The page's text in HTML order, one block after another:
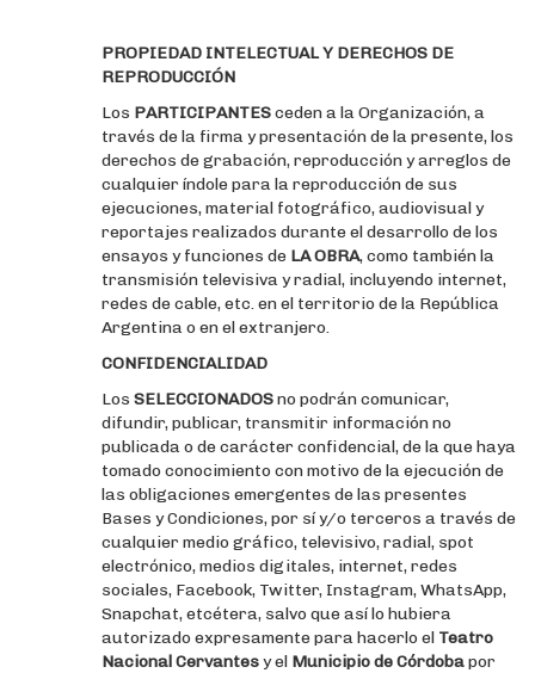
PROPIEDAD INTELECTUAL Y DERECHOS DE
REPRODUCCIÓN
Los PARTICIPANTESceden a la Organización, a
través de la firma y presentación de la presente, los
derechos de grabación, reproducción y arreglos de
cualquier índole para la reproducción de sus
ejecuciones, material fotográfico, audiovisual y
reportajes realizados durante el desarrollo de los
ensayos y funciones de LA OBRA, como también la
transmisión televisiva y radial, incluyendo internet,
redes de cable, etc. en el territorio de la República
Argentina o en el extranjero.
CONFIDENCIALIDAD
Los SELECCIONADOSno podrán comunicar,
difundir, publicar, transmitir información no
publicada o de carácter confidencial, de la que haya
tomado conocimiento con motivo de la ejecución de
las obligaciones emergentes de las presentes
Bases y Condiciones, por sí y/o terceros a través de
cualquier medio gráfico, televisivo, radial, spot
electrónico, medios digitales, internet, redes
sociales, Facebook, Twitter, Instagram, WhatsApp,
Snapchat, etcétera, salvo que así lo hubiera
autorizado expresamente para hacerlo el Teatro
Nacional Cervantesy el Municipio de Córdobapor